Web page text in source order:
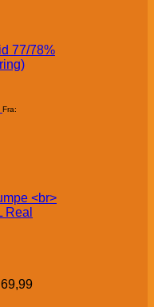
Fra:
69,99